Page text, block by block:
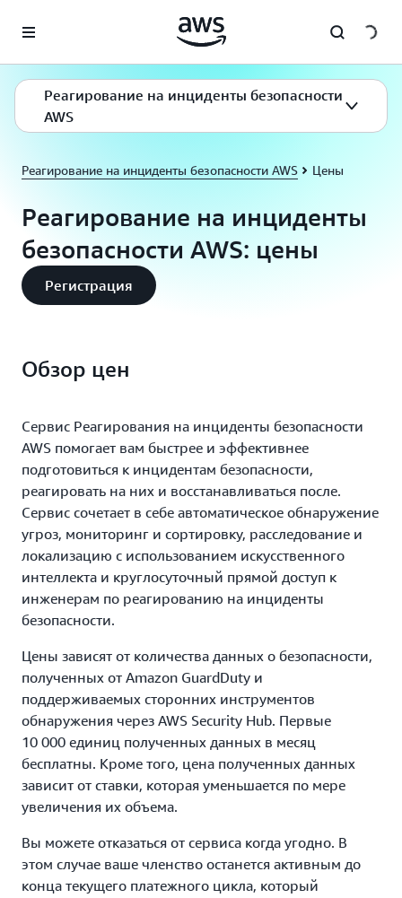
Перейти к главному контенту
Реагирование на инциденты безопасности
AWS
Реагирование на инциденты безопасности AWS Цены
Реагирование на инциденты
безопасности AWS: цены
Регистрация
Обзор цен
Сервис Реагирования на инциденты безопасности
AWS помогает вам быстрее и эффективнее
подготовиться к инцидентам безопасности,
реагировать на них и восстанавливаться после.
Сервис сочетает в себе автоматическое обнаружение
угроз, мониторинг и сортировку, расследование и
локализацию с использованием искусственного
интеллекта и круглосуточный прямой доступ к
инженерам по реагированию на инциденты
безопасности.
Цены зависят от количества данных о безопасности,
полученных от Amazon GuardDuty и
поддерживаемых сторонних инструментов
обнаружения через AWS Security Hub. Первые
10 000 единиц полученных данных в месяц
бесплатны. Кроме того, цена полученных данных
зависит от ставки, которая уменьшается по мере
увеличения их объема.
Вы можете отказаться от сервиса когда угодно. В
этом случае ваше членство останется активным до
конца текущего платежного цикла, который